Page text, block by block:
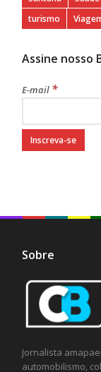
turismo
Assine nosso
E-mail *
Sobre
Jornalista
automobilismo,